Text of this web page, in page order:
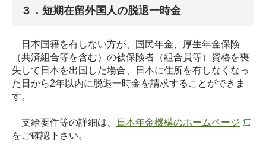
３．短期在留外国人の脱退一時金
日本国籍を有しない方が、国民年金、厚生年金保険
（共済組合等を含む）の被保険者（組合員等）資格を喪
失して日本を出国した場合、日本に住所を有しなくなっ
た日から2年以内に脱退一時金を請求することができま
す。
支給要件等の詳細は、
日本年金機構のホームページ
をご確認下さい。